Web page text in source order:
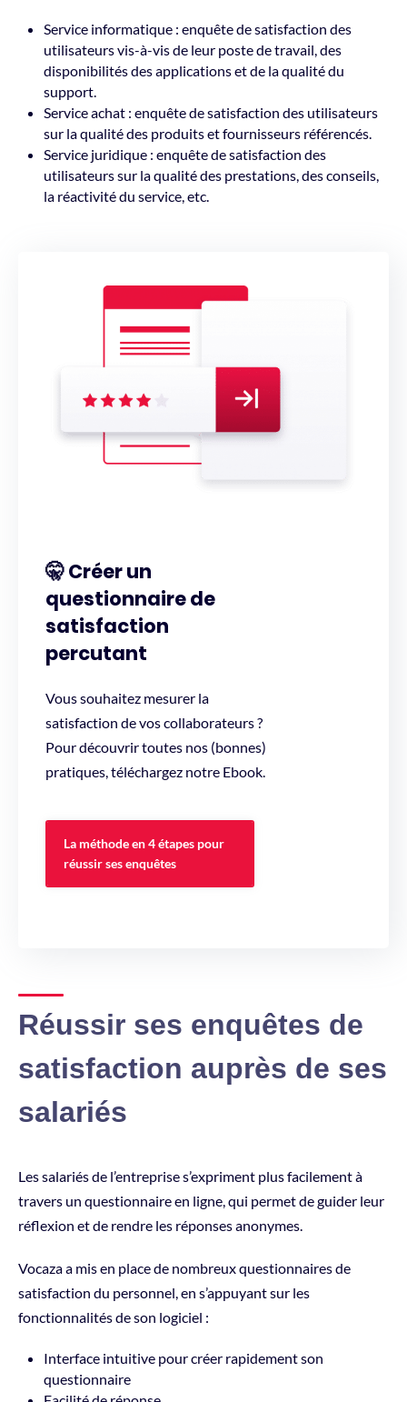
Service informatique : enquête de satisfaction des
utilisateurs vis-à-vis de leur poste de travail, des
disponibilités des applications et de la qualité du
support.
Service achat : enquête de satisfaction des utilisateurs
sur la qualité des produits et fournisseurs référencés.
Service juridique : enquête de satisfaction des
utilisateurs sur la qualité des prestations, des conseils,
la réactivité du service, etc.
🤫 Créer un
questionnaire de
satisfaction
percutant
Vous souhaitez mesurer la
satisfaction de vos collaborateurs ?
Pour découvrir toutes nos (bonnes)
pratiques, téléchargez notre Ebook.
La méthode en 4 étapes pour
réussir ses enquêtes
Réussir ses enquêtes de
satisfaction auprès de ses
salariés
Les salariés de l’entreprise s’expriment plus facilement à
travers un questionnaire en ligne, qui permet de guider leur
réflexion et de rendre les réponses anonymes.
Vocaza a mis en place de nombreux questionnaires de
satisfaction du personnel, en s’appuyant sur les
fonctionnalités de son logiciel :
Interface intuitive pour créer rapidement son
questionnaire